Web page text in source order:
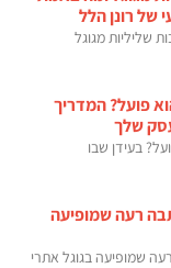
של רונן הלל
שליליות מגוגל
פועל? המדריך
שלך
בעידן שבו
רעה שמופיעה
שמופיעה בגוגל אתרי